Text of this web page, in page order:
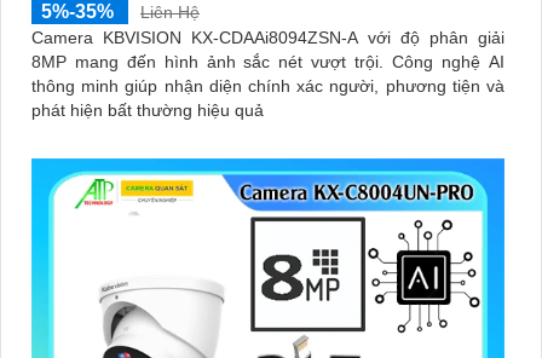
5%-35%
Liên Hệ
Camera KBVISION KX-CDAAi8094ZSN-A với độ phân giải
8MP mang đến hình ảnh sắc nét vượt trội. Công nghệ AI
thông minh giúp nhận diện chính xác người, phương tiện và
phát hiện bất thường hiệu quả